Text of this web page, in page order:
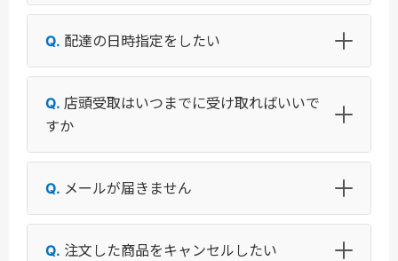
配達の日時指定をしたい
店頭受取はいつまでに受け取ればいいで
すか
メールが届きません
注文した商品をキャンセルしたい